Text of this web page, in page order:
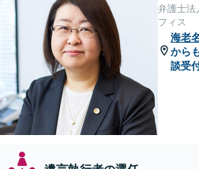
弁護士法
フィス
海老
から
談受